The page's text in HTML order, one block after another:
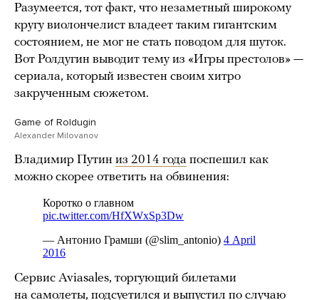
Разумеется, тот факт, что незаметный широкому
кругу виолончелист владеет таким гигантским
состоянием, не мог не стать поводом для шуток.
Вот Ролдугин выводит тему из «Игры престолов» —
сериала, который известен своим хитро
закрученным сюжетом.
Game of Roldugin
Alexander Milovanov
Владимир Путин из 2014 года поспешил как
можно скорее ответить на обвинения:
Сервис Aviasales, торгующий билетами
на самолеты, подсуетился и выпустил по случаю